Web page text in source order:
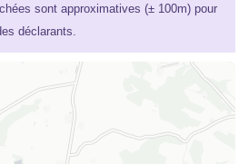
sont approximatives (± 100m) pour
déclarants.